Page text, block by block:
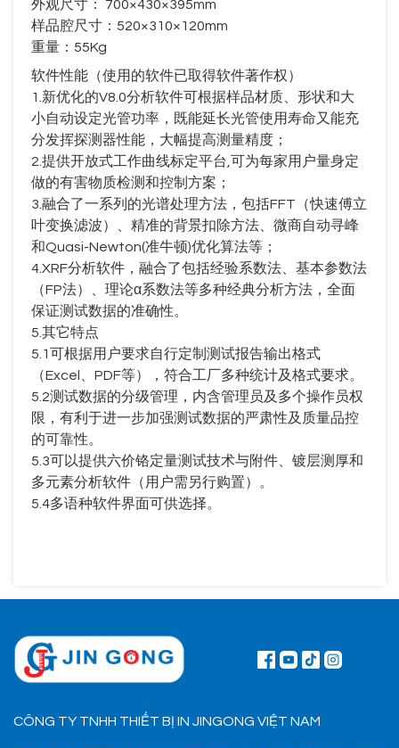
外观尺寸： 700×430×395mm
样品腔尺寸： 520×310×120mm
重量： 55Kg
软件性能（使用的软件已取得软件著作权）
1. 新优化的V8.0分析软件可根据样品材质、形状和大
小自动设定光管功率，既能延长光管使用寿命又能充
分发挥探测器性能，大幅提高测量精度；
2. 提供开放式工作曲线标定平台 可为每家用户量身定
做的有害物质检测和控制方案；
3. 融合了一系列的光谱处理方法，包括FFT （快速傅立
叶变换滤波）、精准的背景扣除方法、微商自动寻峰
和Quasi-Newton(准牛顿)优化算法等；
4.XRF分析软件，融合了包括经验系数法、基本参数法
（FP法）、理论α系数法等多种经典分析方法，全面
保证测试数据的准确性。
5. 其它特点
5.1 可根据用户要求自行定制测试报告输出格式
（Excel PDF等），符合工厂多种统计及格式要求。
5.2测试数据的分级管理，内含管理员及多个操作员权
限，有利于进一步加强测试数据的严肃性及质量品控
的可靠性。
5.3可以提供六价铬定量测试技术与附件、镀层测厚和
多元素分析软件（用户需另行购置）。
5.4多语种软件界面可供选择。
CÔNG TY TNHH THIẾT BỊ IN JINGONG VIỆT NAM